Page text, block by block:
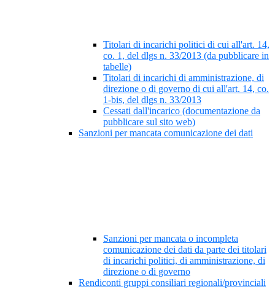
Titolari di incarichi politici di cui all'art. 14,
co. 1, del dlgs n. 33/2013 (da pubblicare in
tabelle)
Titolari di incarichi di amministrazione, di
direzione o di governo di cui all'art. 14, co.
1-bis, del dlgs n. 33/2013
Cessati dall'incarico (documentazione da
pubblicare sul sito web)
Sanzioni per mancata comunicazione dei dati
Sanzioni per mancata o incompleta
comunicazione dei dati da parte dei titolari
di incarichi politici, di amministrazione, di
direzione o di governo
Rendiconti gruppi consiliari regionali/provinciali